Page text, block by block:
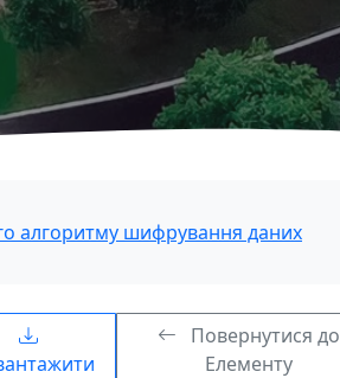
алгоритму шифрування даних
Повернутися до
Елементу